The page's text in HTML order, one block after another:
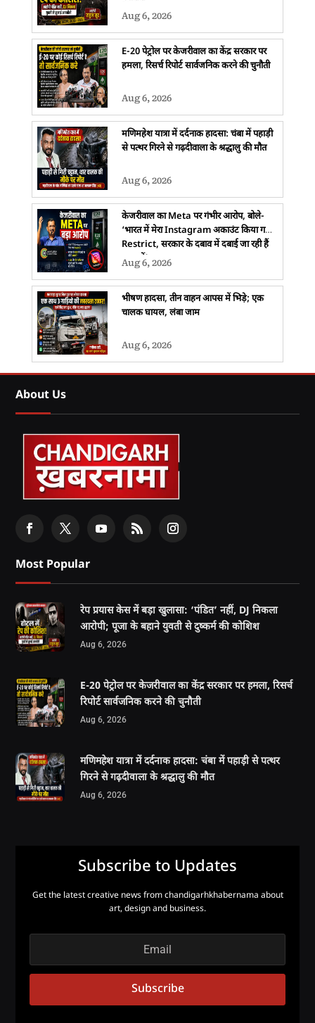
Aug 6, 2026
E-20 पेट्रोल पर केजरीवाल का केंद्र सरकार पर
हमला, रिसर्च रिपोर्ट सार्वजनिक करने की चुनौती
Aug 6, 2026
मणिमहेश यात्रा में दर्दनाक हादसा: चंबा में पहाड़ी
से पत्थर गिरने से गढ़दीवाला के श्रद्धालु की मौत
Aug 6, 2026
केजरीवाल का Meta पर गंभीर आरोप, बोले-
‘भारत में मेरा Instagram अकाउंट किया गया
Restrict, सरकार के दबाव में दबाई जा रही हैं
आवाजें’
Aug 6, 2026
भीषण हादसा, तीन वाहन आपस में भिड़े; एक
चालक घायल, लंबा जाम
Aug 6, 2026
About Us
Most Popular
रेप प्रयास केस में बड़ा खुलासा: ‘पंडित’ नहीं, DJ निकला
आरोपी; पूजा के बहाने युवती से दुष्कर्म की कोशिश
Aug 6, 2026
E-20 पेट्रोल पर केजरीवाल का केंद्र सरकार पर हमला, रिसर्च
रिपोर्ट सार्वजनिक करने की चुनौती
Aug 6, 2026
मणिमहेश यात्रा में दर्दनाक हादसा: चंबा में पहाड़ी से पत्थर
गिरने से गढ़दीवाला के श्रद्धालु की मौत
Aug 6, 2026
Subscribe to Updates
Get the latest creative news from chandigarhkhabernama about
art, design and business.
Subscribe